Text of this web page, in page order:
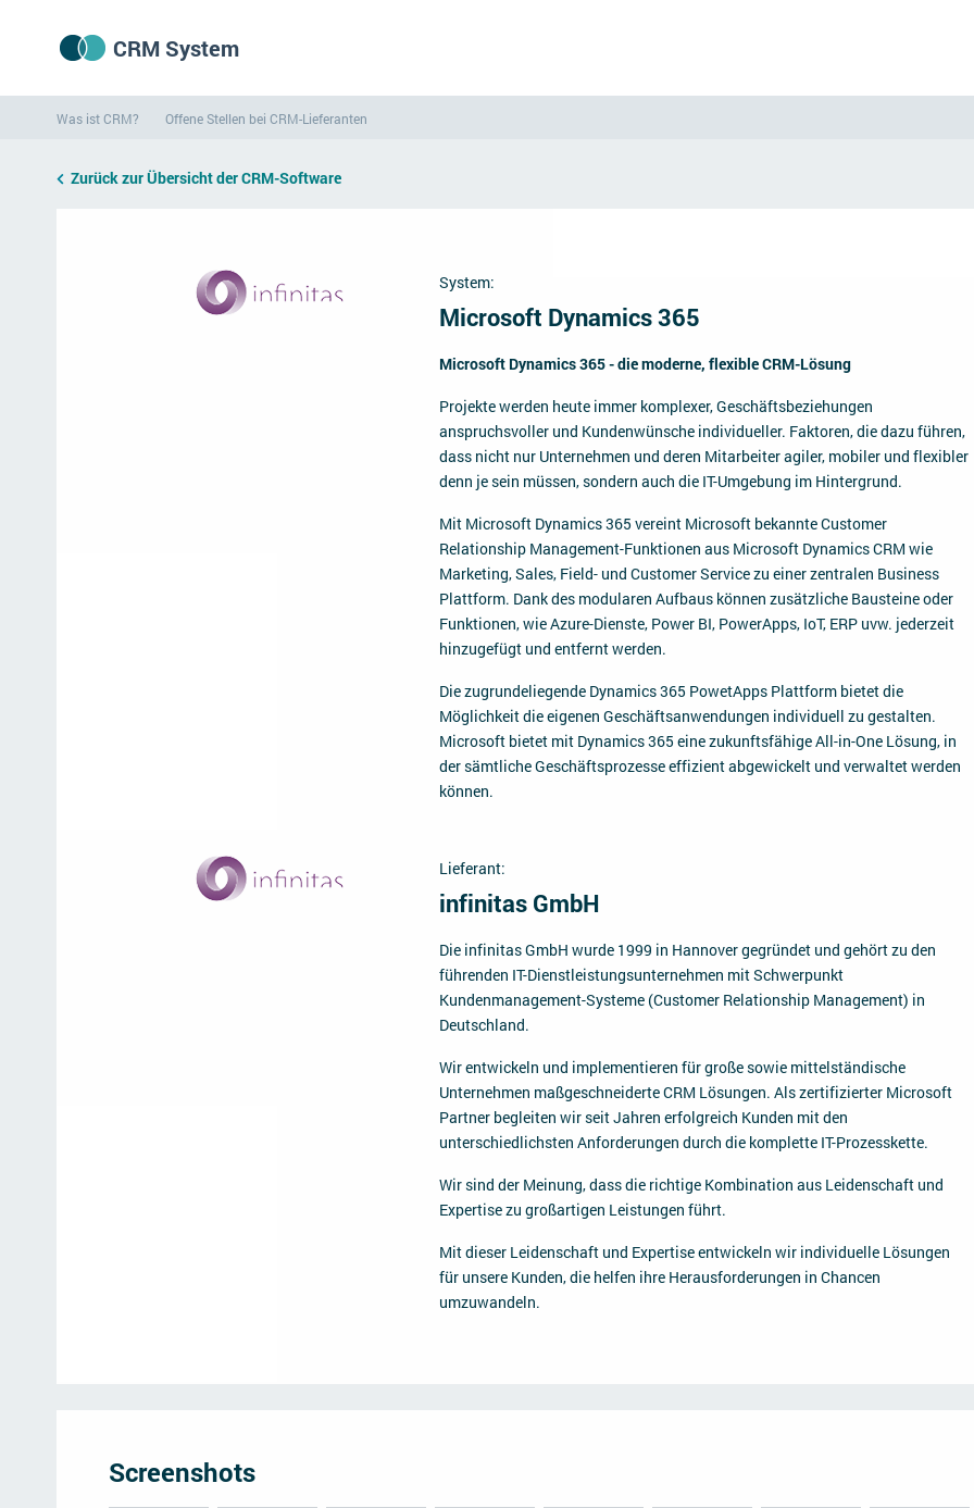
CRM System
Was ist CRM? Offene Stellen bei CRM-Lieferanten
Zurück zur Übersicht der CRM-Software
System:
Microsoft Dynamics 365
Microsoft Dynamics 365 - die moderne, flexible CRM-Lösung
Projekte werden heute immer komplexer, Geschäftsbeziehungen
anspruchsvoller und Kundenwünsche individueller. Faktoren, die dazu führen,
dass nicht nur Unternehmen und deren Mitarbeiter agiler, mobiler und flexibler
denn je sein müssen, sondern auch die IT-Umgebung im Hintergrund.
Mit Microsoft Dynamics 365 vereint Microsoft bekannte Customer
Relationship Management-Funktionen aus Microsoft Dynamics CRM wie
Marketing, Sales, Field- und Customer Service zu einer zentralen Business
Plattform. Dank des modularen Aufbaus können zusätzliche Bausteine oder
Funktionen, wie Azure-Dienste, Power BI, PowerApps, IoT, ERP uvw. jederzeit
hinzugefügt und entfernt werden.
Die zugrundeliegende Dynamics 365 PowetApps Plattform bietet die
Möglichkeit die eigenen Geschäftsanwendungen individuell zu gestalten.
Microsoft bietet mit Dynamics 365 eine zukunftsfähige All-in-One Lösung, in
der sämtliche Geschäftsprozesse effizient abgewickelt und verwaltet werden
können.
Lieferant:
infinitas GmbH
Die infinitas GmbH wurde 1999 in Hannover gegründet und gehört zu den
führenden IT-Dienstleistungsunternehmen mit Schwerpunkt
Kundenmanagement-Systeme (Customer Relationship Management) in
Deutschland.
Wir entwickeln und implementieren für große sowie mittelständische
Unternehmen maßgeschneiderte CRM Lösungen. Als zertifizierter Microsoft
Partner begleiten wir seit Jahren erfolgreich Kunden mit den
unterschiedlichsten Anforderungen durch die komplette IT-Prozesskette.
Wir sind der Meinung, dass die richtige Kombination aus Leidenschaft und
Expertise zu großartigen Leistungen führt.
Mit dieser Leidenschaft und Expertise entwickeln wir individuelle Lösungen
für unsere Kunden, die helfen ihre Herausforderungen in Chancen
umzuwandeln.
Screenshots